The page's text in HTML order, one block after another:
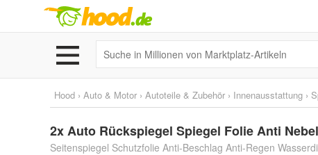
Hood › Auto & Motor › Autoteile & Zubehör › Innenausstattung ›
2x Auto Rückspiegel Spiegel Folie Anti
Seitenspiegel Schutzfolie Anti-Beschlag Anti-Regen